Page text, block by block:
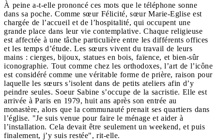
À peine a-t-elle prononcé ces mots que le téléphone sonne
dans sa poche. Comme sœur Félicité, sœur Marie-Eglise est
chargée de l’accueil et de l’hospitalité, qui occupent une
grande place dans leur vie contemplative. Chaque religieuse
est affectée à une tâche particulière entre les différents offices
et les temps d’étude. Les sœurs vivent du travail de leurs
mains : cierges, bijoux, statues en bois, faïence, et bien-sûr
iconographie. Tout comme chez les orthodoxes, l’art de l’icône
est considéré comme une véritable forme de prière, raison pour
laquelle les sœurs s’isolent dans de petits ateliers afin d’y
peindre seules. Soeur Sabine s’occupe de la sacristie. Elle est
arrivée à Paris en 1979, huit ans après son entrée au
monastère, alors que la communauté prenait ses quartiers dans
l’église. "Je suis venue pour faire le ménage et aider à
l’installation. Cela devait être seulement un weekend, et puis
finalement, j’y suis restée", rit-elle.